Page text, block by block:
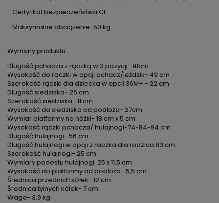
- Certyfikat bezpieczeństwa CE
- Maksymalne obciążenie-50 kg
Wymiary produktu:
Długość pchacza z rączką w 3 pozycji- 91cm
Wysokość do rączki w opcji pchacz/jeździk- 49 cm
Szerokość rączki dla dziecka w opcji 36M+ - 22 cm
Długość siedziska- 25 cm
Szerokość siedziska- 11 cm
Wysokość do siedziska od podłoża- 27cm
Wymiar platformy na nóżki- 18 cm x 5 cm
Wysokość rączki pchacza/ hulajnogi-74-84-94 cm
Długość hulajnogi- 56 cm
Długość hulajnogi w opcji z raczka dla rodzica 83 cm
Szerokość hulajnogi- 25 cm
Wymiary podestu hulajnogi: 25 x 11,5 cm
Wysokość do platformy od podłoża- 5,5 cm
Średnica przednich kółek- 12 cm
Średnica tylnych kółek- 7 cm
Waga- 3,9 kg